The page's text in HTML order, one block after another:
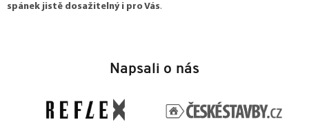
spánek jistě dosažitelný i pro Vás.
Napsali o nás